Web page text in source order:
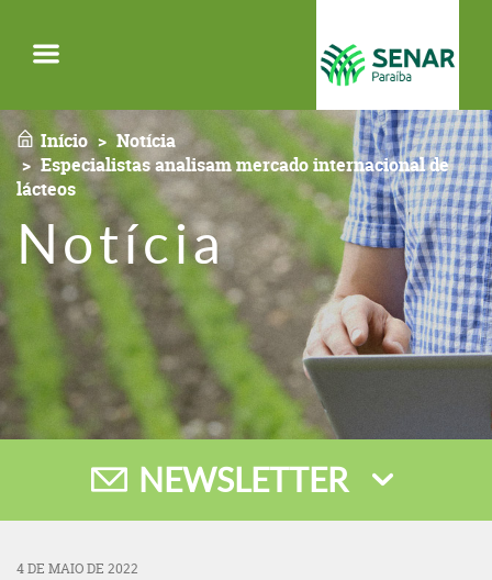
Início
Notícia
Especialistas analisam mercado internacional de
lácteos
Notícia
NEWSLETTER
4 DE MAIO DE 2022